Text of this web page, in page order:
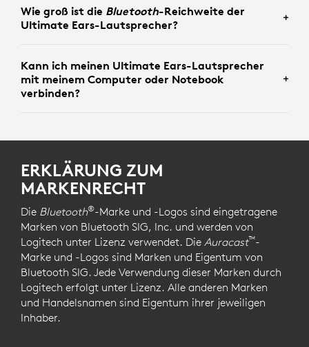
das Modell, an dem du interessiert bist, um seine
Wasserfestigkeit zu bestätigen.
Du kannst deinen Ultimate Ears Lautsprecher mit den
Tasten am Lautsprecher selbst oder über die Ultimate
eine Verbindung zu anderen Lautsprechern herstellen.
Wie groß ist die Bluetooth-Reichweite der
Ultimate Ears-Lautsprecher?
DieBluetooth-Reichweite von Ultimate Ears-
Lautsprechern ist je nach Modell unterschiedlich. Die
Bluetooth-Reichweiten der einzelnen Modelle findest
Stellen sie daher für eine optimale Verbindung
zwischen dem Lautsprecher und dem gepairten Gerät
so nahe wie möglich auf.
Kann ich meinen Ultimate Ears-Lautsprecher
mit meinem Computer oder Notebook
verbinden?
Bluetoothverbinden, genau wie du es mit deinem
Smartphone tun würdest. Wenn dein Computer nicht
überBluetoothverfügt, kannst du einen
Adapter verwenden, um eine Verbindung herzustellen.
ERKLÄRUNG ZUM
MARKENRECHT
Die Bluetooth®-Marke und -Logos sind eingetragene
Marken von Bluetooth SIG, Inc. und werden von
Logitech unter Lizenz verwendet. Die Auracast™-
Marke und -Logos sind Marken und Eigentum von
Bluetooth SIG. Jede Verwendung dieser Marken durch
Logitech erfolgt unter Lizenz. Alle anderen Marken
und Handelsnamen sind Eigentum ihrer jeweiligen
Inhaber.